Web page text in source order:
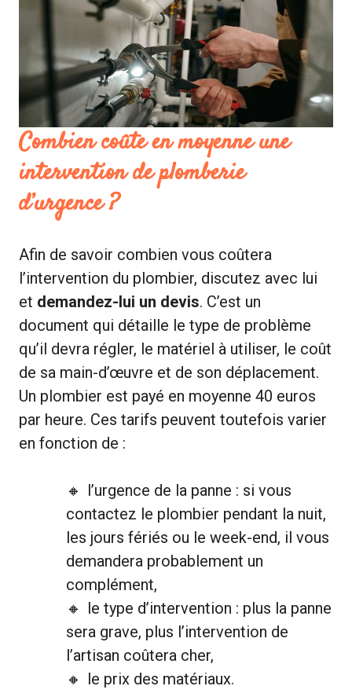
Combien coûte en moyenne une
intervention de plomberie
d’urgence ?
Afin de savoir combien vous coûtera
l’intervention du plombier, discutez avec lui
et demandez-lui un devis. C’est un
document qui détaille le type de problème
qu’il devra régler, le matériel à utiliser, le coût
de sa main-d’œuvre et de son déplacement.
Un plombier est payé en moyenne 40 euros
par heure. Ces tarifs peuvent toutefois varier
en fonction de :
l’urgence de la panne : si vous
contactez le plombier pendant la nuit,
les jours fériés ou le week-end, il vous
demandera probablement un
complément,
le type d’intervention : plus la panne
sera grave, plus l’intervention de
l’artisan coûtera cher,
le prix des matériaux.